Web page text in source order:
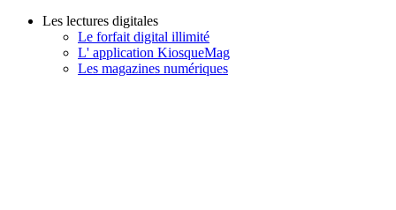
Les lectures digitales
Le forfait digital illimité
L' application KiosqueMag
Les magazines numériques